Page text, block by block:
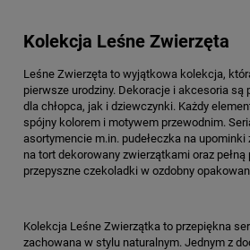
Kolekcja Leśne Zwierzęta
Leśne Zwierzęta to wyjątkowa kolekcja,
pierwsze urodziny. Dekoracje i akcesoria są
dla chłopca, jak i dziewczynki. Każdy
spójny kolorem i motywem przewodnim.
asortymencie m.in. pudełeczka na upominki
na tort dekorowany zwierzątkami oraz
przepyszne czekoladki w ozdobny
Kolekcja Leśne Zwierzątka to przepiękna
zachowana w stylu naturalnym. Jednym z